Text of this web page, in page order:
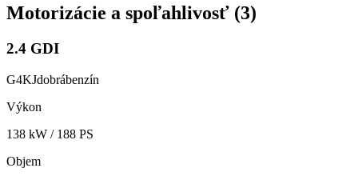
Motorizácie a spoľahlivosť (3)
2.4 GDI
G4KJdobrábenzín
Výkon
138 kW / 188 PS
Objem